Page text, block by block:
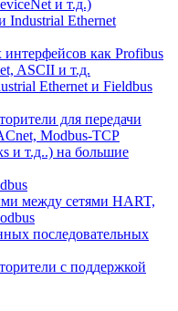
и т.д.)
Industrial Ethernet
как Profibus
ASCII и т.д.
Ethernet и Fieldbus
для передачи
Modbus-TCP
и т.д..) на большие
между сетями HART,
последовательных
с поддержкой